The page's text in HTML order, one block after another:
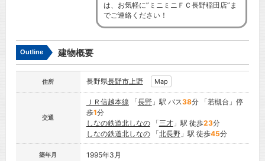
は、お気軽に”ミニミニＦＣ長野稲田店”ま
でご連絡ください！
Outline 建物概要
住所 長野県長野市上野 Map
交通
ＪＲ信越本線 「長野」駅 バス38分 「若槻台」停
歩1分
しなの鉄道北しなの「三才」駅 徒歩23分
しなの鉄道北しなの「北長野」駅 徒歩45分
築年月 1995年3月